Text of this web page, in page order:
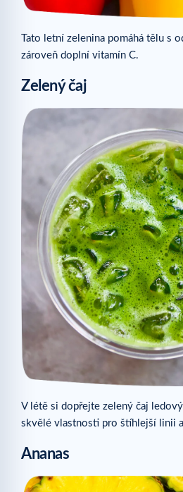
Tato letní zelenina pomáhá tělu s
zároveň doplní vitamín C.
Zelený čaj
V létě si dopřejte zelený čaj
skvělé vlastnosti pro štíhlejší linii
Ananas